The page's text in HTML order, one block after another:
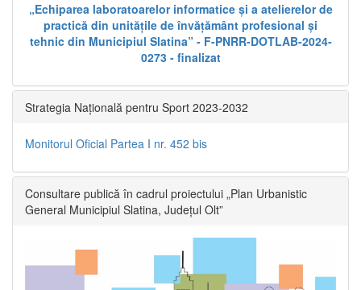
„Echiparea laboratoarelor informatice și a atelierelor de
practică din unitățile de învățământ profesional și
tehnic din Municipiul Slatina” - F-PNRR-DOTLAB-2024-
0273 - finalizat
Strategia Națională pentru Sport 2023-2032
Monitorul Oficial Partea I nr. 452 bis
Consultare publică în cadrul proiectului „Plan Urbanistic
General Municipiul Slatina, Județul Olt”